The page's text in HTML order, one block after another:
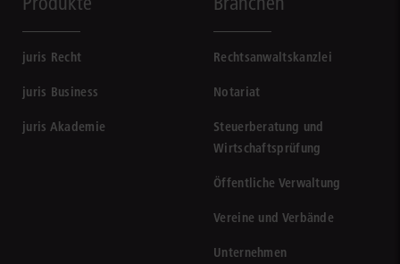
juris Recht
juris Business
juris Akademie
Rechtsanwaltskanzlei
Notariat
Steuerberatung und
Wirtschaftsprüfung
Öffentliche Verwaltung
Vereine und Verbände
Unternehmen